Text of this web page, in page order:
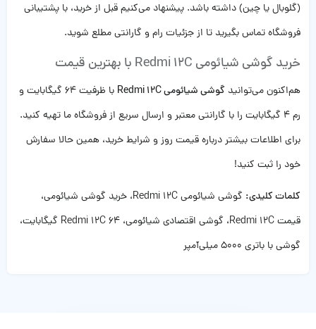
(گلوبال یا چین) داشته باشد. پیشنهاد می‌کنیم قبل از خرید، با پشتیبانی
فروشگاه تماس بگیرید تا از جزئیات رام و گارانتی مطلع شوید.
خرید گوشی شیائومی Redmi 12C با بهترین قیمت
هم‌اکنون می‌توانید گوشی شیائومی Redmi 12C
با ظرفیت 64 گیگابایت و
رم 4 گیگابایت را با گارانتی معتبر و ارسال سریع از فروشگاه ما تهیه کنید.
برای اطلاعات بیشتر درباره قیمت روز و شرایط خرید، همین حالا سفارش
خود را ثبت کنید!
کلمات کلیدی:
گوشی شیائومی Redmi 12C، خرید گوشی شیائومی،
قیمت Redmi 12C، گوشی اقتصادی شیائومی، Redmi 12C 64 گیگابایت،
گوشی با باتری 5000 میلی‌آمپر